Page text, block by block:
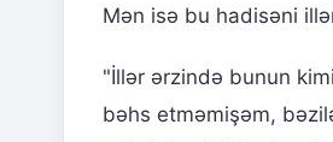
Mən isə bu hadisəni
"İllər ərzində bunun
bəhs etməmişəm,